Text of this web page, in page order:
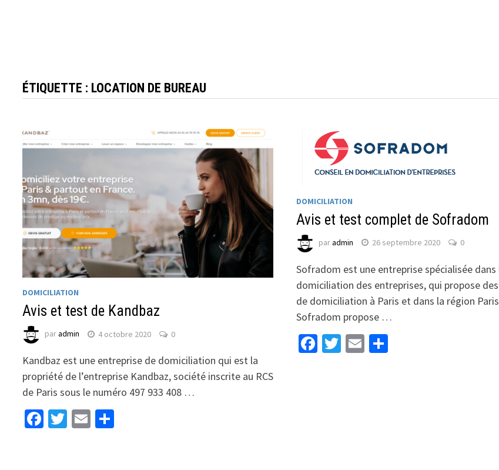
ÉTIQUETTE : LOCATION DE BUREAU
DOMICILIATION
Avis et test de Kandbaz
paradmin 4 octobre 2020 0
Kandbaz est une entreprise de domiciliation qui est la
propriété de l’entreprise Kandbaz, société inscrite au RCS
de Paris sous le numéro 497 933 408 …
Facebook
Twitter
Email
DOMICILIATION
Avis et test complet de Sofradom
paradmin 26 septembre 2020 0
Sofradom est une entreprise spécialisée dans
domiciliation des entreprises, qui propose
de domiciliation à Paris et dans la région
Sofradom propose …
Facebook
Twitter
EmailPartager